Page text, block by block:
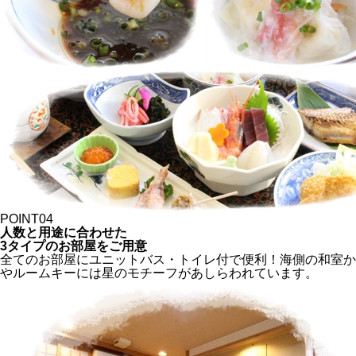
和室
部屋タイプ / 定員和室8畳 / 定員4名
ユニットバス、ウォシュレットトイレ付、